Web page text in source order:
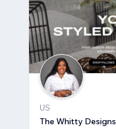
US
The Whitty Designs